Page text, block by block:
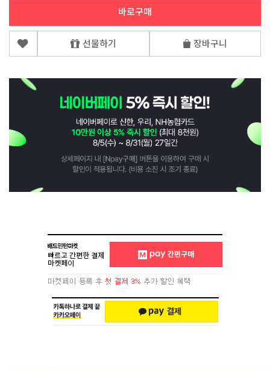
바로구매
선물하기 장바구니